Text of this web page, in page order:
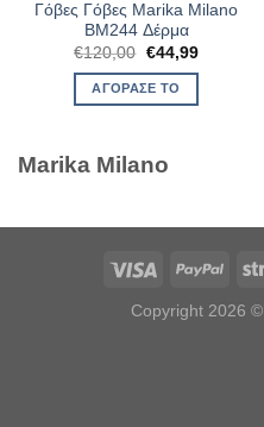
Γόβες Γόβες Marika Milano
BM244 Δέρμα
€120,00 Original
price
was:
€120,00.
€44,99Η
ΑΓΌΡΑΣΈ ΤΟ
Marika Milano
Copyright 2026 ©